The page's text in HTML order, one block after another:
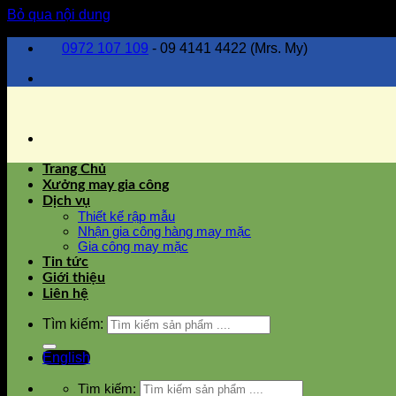
Bỏ qua nội dung
0972 107 109 - 09 4141 4422 (Mrs. My)
Trang Chủ
Xưởng may gia công
Dịch vụ
Thiết kế rập mẫu
Nhận gia công hàng may mặc
Gia công may mặc
Tin tức
Giới thiệu
Liên hệ
Tìm kiếm:
English
Tìm kiếm: